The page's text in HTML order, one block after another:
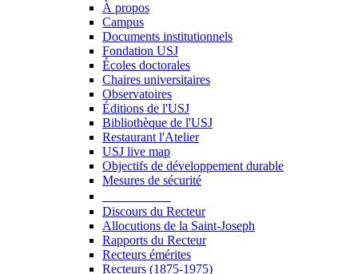
À propos
Campus
Documents institutionnels
Fondation USJ
Écoles doctorales
Chaires universitaires
Observatoires
Éditions de l'USJ
Bibliothèque de l'USJ
Restaurant l'Atelier
USJ live map
Objectifs de développement durable
Mesures de sécurité
Discours du Recteur
Allocutions de la Saint-Joseph
Rapports du Recteur
Recteurs émérites
Recteurs (1875-1975)